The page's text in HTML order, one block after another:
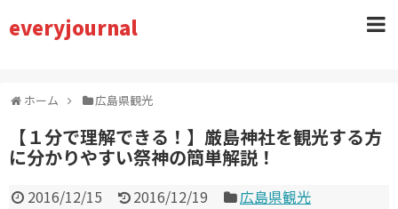
everyjournal
ホーム 広島県観光
【１分で理解できる！】厳島神社を観光する方
に分かりやすい祭神の簡単解説！
2016/12/15 2016/12/19 広島県観光